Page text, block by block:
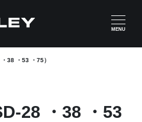
MENU
38 ・53 ・75）
28 ・38 ・53